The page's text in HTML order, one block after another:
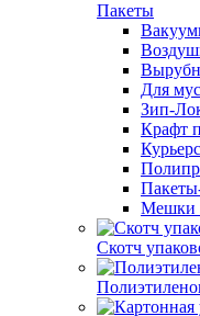
Пакеты
Для
Зип-
Крафт
Мешки
Скотч